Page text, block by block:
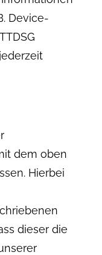
Device-
dem oben
Hierbei
dieser die